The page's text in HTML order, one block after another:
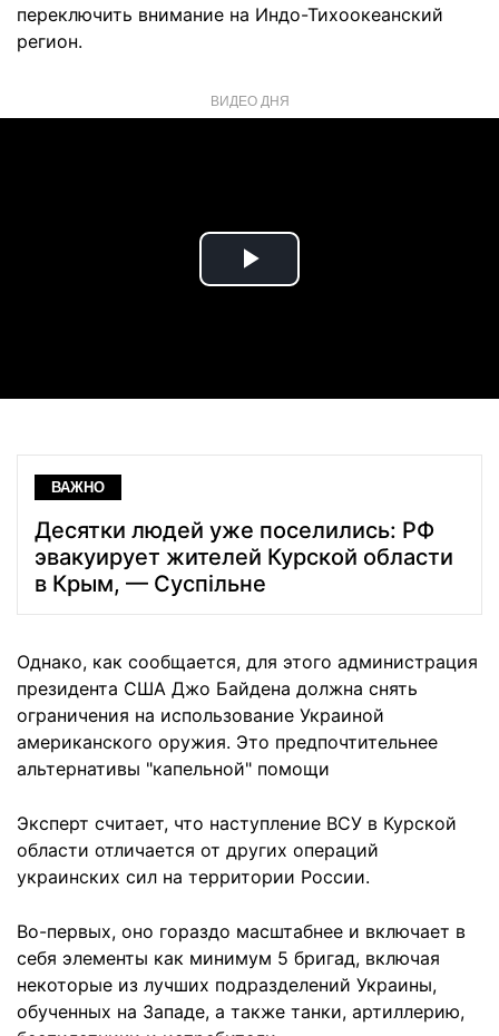
переключить внимание на Индо-Тихоокеанский
регион.
ВИДЕО ДНЯ
Play
ВАЖНО
Десятки людей уже поселились: РФ
эвакуирует жителей Курской области
в Крым, — Суспільне
Однако, как сообщается, для этого администрация
президента США Джо Байдена должна снять
ограничения на использование Украиной
американского оружия. Это предпочтительнее
альтернативы "капельной" помощи
Эксперт считает, что наступление ВСУ в Курской
области отличается от других операций
украинских сил на территории России.
Во-первых, оно гораздо масштабнее и включает в
себя элементы как минимум 5 бригад, включая
некоторые из лучших подразделений Украины,
обученных на Западе, а также танки, артиллерию,